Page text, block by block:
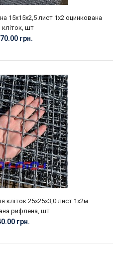
15х15х2,5 лист 1х2 оцинкована
кліток, шт
грн.
кліток 25х25х3,0 лист 1х2м
рифлена, шт
грн.